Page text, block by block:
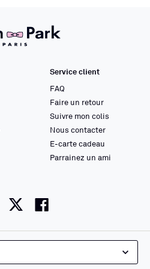
Service client
FAQ
Faire un retour
Suivre mon colis
Nous contacter
E-carte cadeau
Parrainez un ami
instagram
twitter